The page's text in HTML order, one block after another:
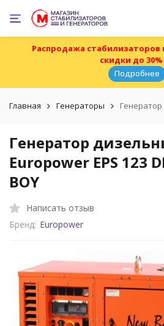
Распродажа стабилизаторов
скидки до 30%
Подробнее
Главная Генераторы Генератор
Генератор
Europower EPS 123
BOY
Написать отзыв
Бренд: Europower